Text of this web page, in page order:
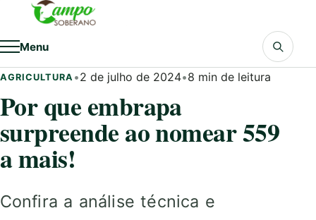
Pular para o conteúdo
Menu
AGRICULTURA •2 de julho de 2024•8 min de leitura
Por que embrapa
surpreende ao nomear 559
a mais!
Confira a análise técnica e